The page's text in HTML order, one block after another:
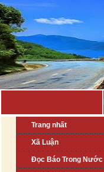
Trang nhất
Xã Luận
Đọc Báo Trong Nước